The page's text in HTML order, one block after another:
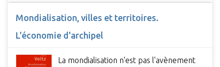
Mondialisation, villes et territoires.
L'économie d'archipel
La mondialisation n'est pas l'avènement